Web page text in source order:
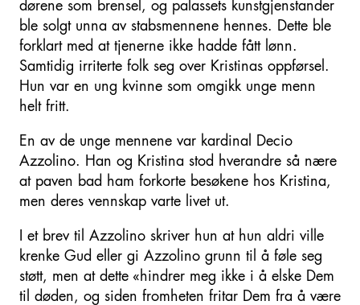
dørene som brensel, og palassets kunstgjenstander
ble solgt unna av stabsmennene hennes. Dette ble
forklart med at tjenerne ikke hadde fått lønn.
Samtidig irriterte folk seg over Kristinas oppførsel.
Hun var en ung kvinne som omgikk unge menn
helt fritt.
En av de unge mennene var kardinal Decio
Azzolino. Han og Kristina stod hverandre så nære
at paven bad ham forkorte besøkene hos Kristina,
men deres vennskap varte livet ut.
I et brev til Azzolino skriver hun at hun aldri ville
krenke Gud eller gi Azzolino grunn til å føle seg
støtt, men at dette «hindrer meg ikke i å elske Dem
til døden, og siden fromheten fritar Dem fra å være